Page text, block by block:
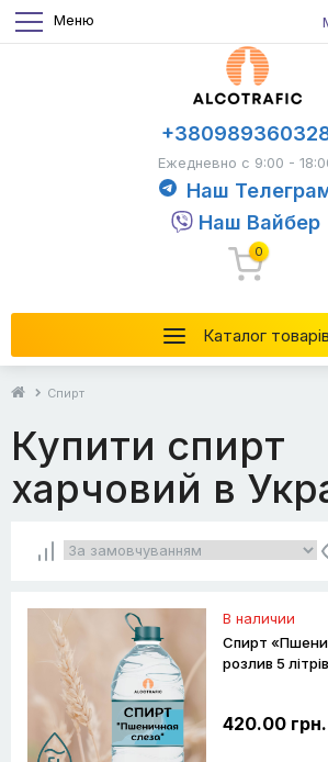
Меню
Каталог товарів
Ежедневно с 9:00 -
Наш
Наш Вайбер
0
Спирт
Купити спирт
харчовий в
В наличии
Спирт
розлив 5 літрів
420.00 грн.